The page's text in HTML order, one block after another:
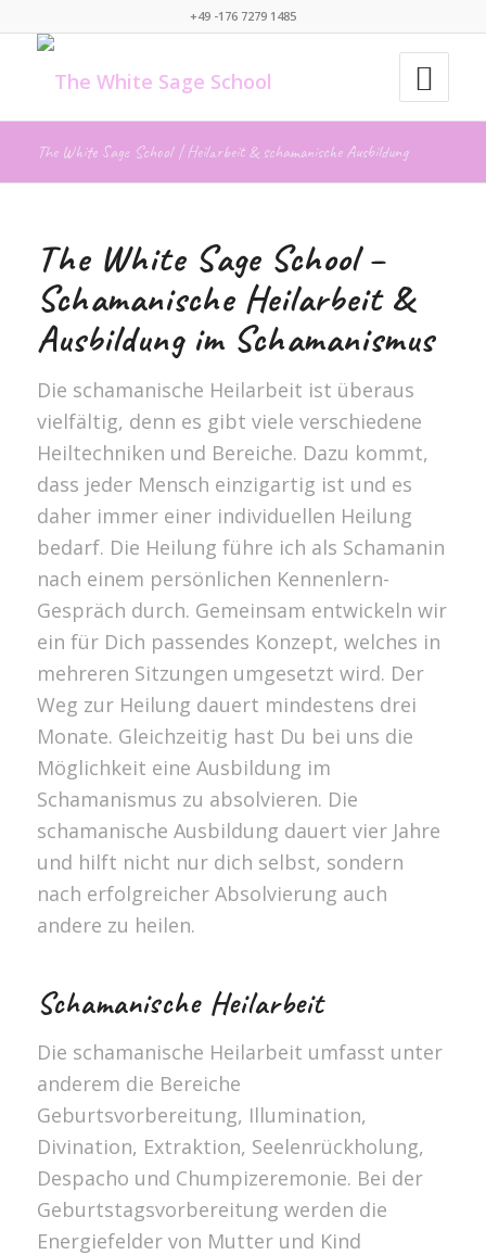
+49 -176 7279 1485
The White Sage School | Heilarbeit & schamanische Ausbildung
The White Sage School –
Schamanische Heilarbeit &
Ausbildung im Schamanismus
Die schamanische Heilarbeit ist überaus
vielfältig, denn es gibt viele verschiedene
Heiltechniken und Bereiche. Dazu kommt,
dass jeder Mensch einzigartig ist und es
daher immer einer individuellen Heilung
bedarf. Die Heilung führe ich als Schamanin
nach einem persönlichen Kennenlern-
Gespräch durch. Gemeinsam entwickeln wir
ein für Dich passendes Konzept, welches in
mehreren Sitzungen umgesetzt wird. Der
Weg zur Heilung dauert mindestens drei
Monate. Gleichzeitig hast Du bei uns die
Möglichkeit eine Ausbildung im
Schamanismus zu absolvieren. Die
schamanische Ausbildung dauert vier Jahre
und hilft nicht nur dich selbst, sondern
nach erfolgreicher Absolvierung auch
andere zu heilen.
Schamanische Heilarbeit
Die schamanische Heilarbeit umfasst unter
anderem die Bereiche
Geburtsvorbereitung, Illumination,
Divination, Extraktion, Seelenrückholung,
Despacho und Chumpizeremonie. Bei der
Geburtstagsvorbereitung werden die
Energiefelder von Mutter und Kind